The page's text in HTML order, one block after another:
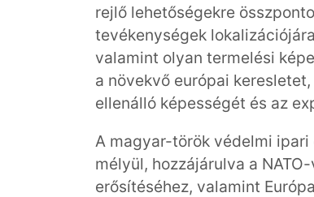
rejlő lehetőségekre
tevékenységek
valamint olyan termelési
a növekvő európai
ellenálló képességét és az
A magyar-török védelmi
mélyül, hozzájárulva a
erősítéséhez, valamint